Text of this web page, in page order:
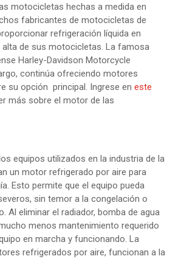
motocicletas hechas a medida en
fabricantes de motocicletas de
refrigeración líquida en
alta de sus motocicletas. La famosa
Harley-Davidson Motorcycle
continúa ofreciendo motores
su opción principal. Ingrese en este
más sobre el motor de las
equipos utilizados en la industria de la
un motor refrigerado por aire para
Esto permite que el equipo pueda
sin temor a la congelación o
Al eliminar el radiador, bomba de agua
menos mantenimiento requerido
en marcha y funcionando. La
refrigerados por aire, funcionan a la